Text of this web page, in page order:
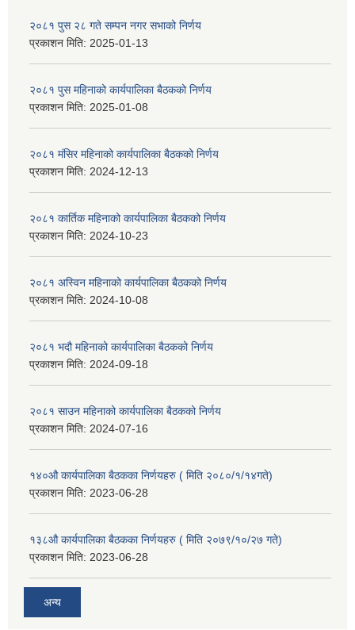
२०८१ पुस २८ गते सम्प‍न नगर सभाको निर्णय
प्रकाशन मिति: 2025-01-13
२०८१ पुस महिनाको कार्यपालिका बैठकको निर्णय
प्रकाशन मिति: 2025-01-08
२०८१ मंसिर महिनाको कार्यपालिका बैठकको निर्णय
प्रकाशन मिति: 2024-12-13
२०८१ कार्तिक महिनाको कार्यपालिका बैठकको निर्णय
प्रकाशन मिति: 2024-10-23
२०८१ अस्विन महिनाको कार्यपालिका बैठकको निर्णय
प्रकाशन मिति: 2024-10-08
२०८१ भदौ महिनाको कार्यपालिका बैठकको निर्णय
प्रकाशन मिति: 2024-09-18
२०८१ साउन महिनाको कार्यपालिका बैठकको निर्णय
प्रकाशन मिति: 2024-07-16
१४०औ कार्यपालिका बैठकका निर्णयहरु ( मिति २०८०/१/१४गते)
प्रकाशन मिति: 2023-06-28
१३८औ कार्यपालिका बैठकका निर्णयहरु ( मिति २०७९/१०/२७ गते)
प्रकाशन मिति: 2023-06-28
अन्य